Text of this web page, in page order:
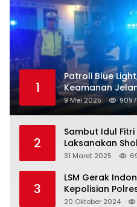
1
Patroli Blue
Keamanan
9 Mei 2025 9097
2
Sambut Idul
Laksanakan
Halalbihalal
31 Maret 2025
3
LSM Gerak
Kepolisian
Polri” Harus
20 Oktober 2024